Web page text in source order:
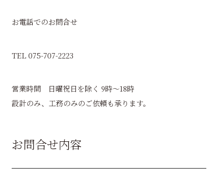
お電話でのお問合せ
TEL 075-707-2223
営業時間 日曜祝日を除く 9時～18時
設計のみ、工務のみのご依頼も承ります。
お問合せ内容